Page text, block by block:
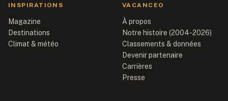
INSPIRATIONS
Magazine
Destinations
Climat & météo
VACANCEO
À propos
Notre histoire (2004-2026)
Classements & données
Devenir partenaire
Carrières
Presse